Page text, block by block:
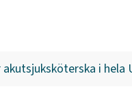
akutsjuksköterska i hela